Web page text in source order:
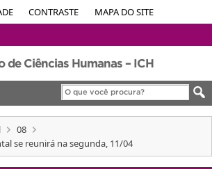
CONTRASTE MAPA DO SITE
de Ciências Humanas – ICH
08
se reunirá na segunda, 11/04